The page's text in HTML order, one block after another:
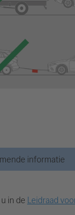
informatie
in de Leidraad